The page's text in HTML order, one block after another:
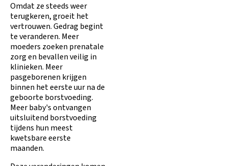
Omdat ze steeds weer
terugkeren, groeit het
vertrouwen. Gedrag begint
te veranderen. Meer
moeders zoeken prenatale
zorg en bevallen veilig in
klinieken. Meer
pasgeborenen krijgen
binnen het eerste uur na de
geboorte borstvoeding.
Meer baby's ontvangen
uitsluitend borstvoeding
tijdens hun meest
kwetsbare eerste
maanden.